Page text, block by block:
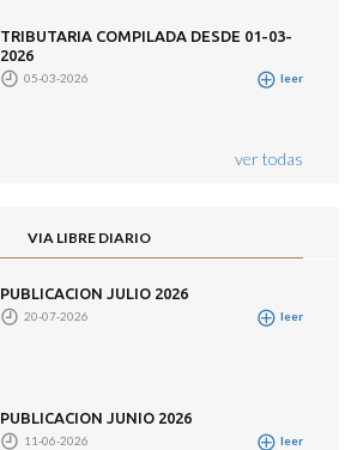
TRIBUTARIA COMPILADA DESDE 01-03-
2026
05-03-2026 leer
ver todas
VIA LIBRE DIARIO
PUBLICACION JULIO 2026
20-07-2026 leer
PUBLICACION JUNIO 2026
11-06-2026 leer